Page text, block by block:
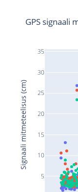
5
10
15
20
25
30
35
GPS signaali
Signaali mitmeteelisus (cm)